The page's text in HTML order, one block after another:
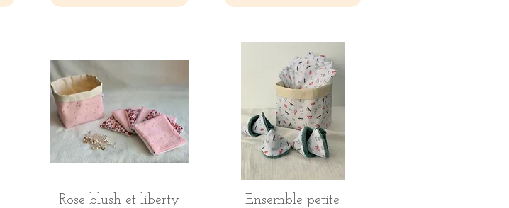
Aperçu rapide
Rose blush et liberty Aperçu rapide
Ensemble petite